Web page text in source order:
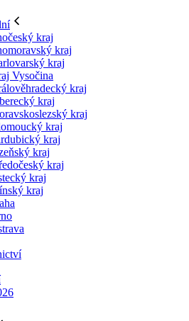
kraj
kraj
kraj
Vysočina
kraj
kraj
kraj
kraj
kraj
kraj
kraj
kraj
kraj